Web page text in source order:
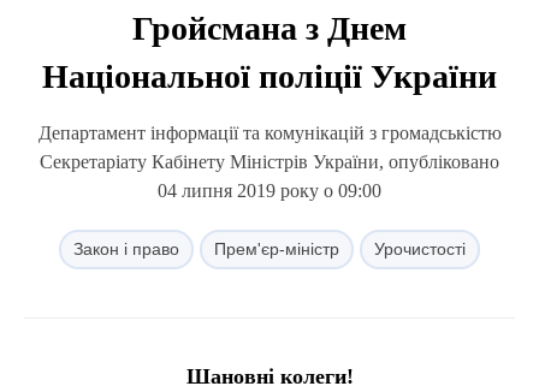
Гройсмана з Днем
Національної поліції України
Департамент інформації та комунікацій з громадськістю
Секретаріату Кабінету Міністрів України, опубліковано
04 липня 2019 року о 09:00
Закон і право Прем'єр-міністр Урочистості
Шановні колеги!